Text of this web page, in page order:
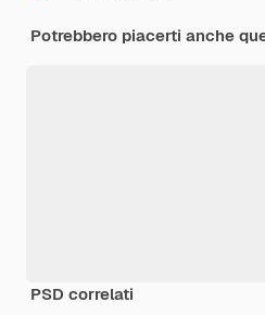
Potrebbero piacerti anche
PSD correlati